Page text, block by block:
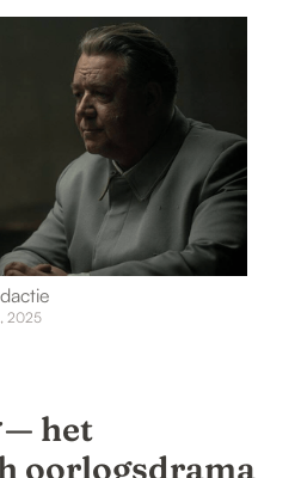
2025
het
oorlogsdrama